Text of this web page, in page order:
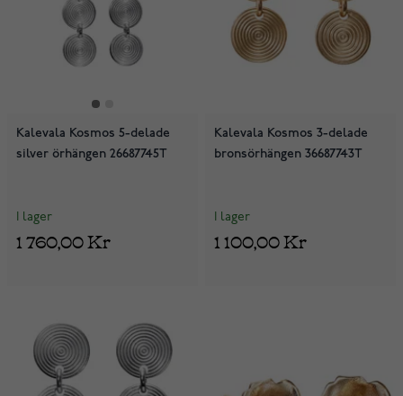
Kalevala Kosmos 5-delade
silver örhängen 26687745T
I lager
1 760,00 Kr
Kalevala Kosmos 3-delade
bronsörhängen 36687743T
I lager
1 100,00 Kr